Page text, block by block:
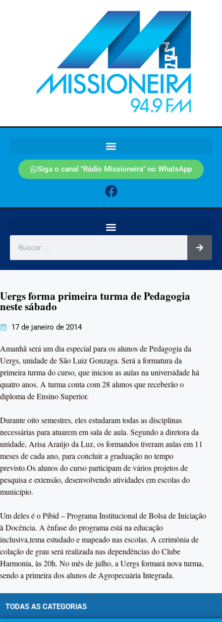
Siga o canal "Rádio Missioneira" no WhatsApp
Uergs forma primeira turma de Pedagogia
neste sábado
17 de janeiro de 2014
Amanhã será um dia especial para os alunos de Pedagogia da
Uergs, unidade de São Luiz Gonzaga. Será a formatura da
primeira turma do curso, que iniciou as aulas na universidade há
quatro anos. A turma conta com 28 alunos que receberão o
diploma de Ensino Superior.
Durante oito semestres, eles estudaram todas as disciplinas
necessárias para atuarem em sala de aula. Segundo a diretora da
unidade, Arisa Araújo da Luz, os formandos tiveram aulas em 11
meses de cada ano, para concluir a graduação no tempo
previsto.Os alunos do curso participam de vários projetos de
pesquisa e extensão, desenvolvendo atividades em escolas do
município.
Um deles é o Pibid – Programa Institucional de Bolsa de Iniciação
à Docência. A ênfase do programa está na educação
inclusiva,tema estudado e mapeado nas escolas. A cerimônia de
colação de grau será realizada nas dependências do Clube
Harmonia, às 20h. No mês de julho, a Uergs formará nova turma,
sendo a primeira dos alunos de Agropecuária Integrada.
TODAS AS CATEGORIAS